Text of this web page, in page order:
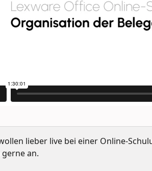
lieber live bei einer Online-
gerne an.